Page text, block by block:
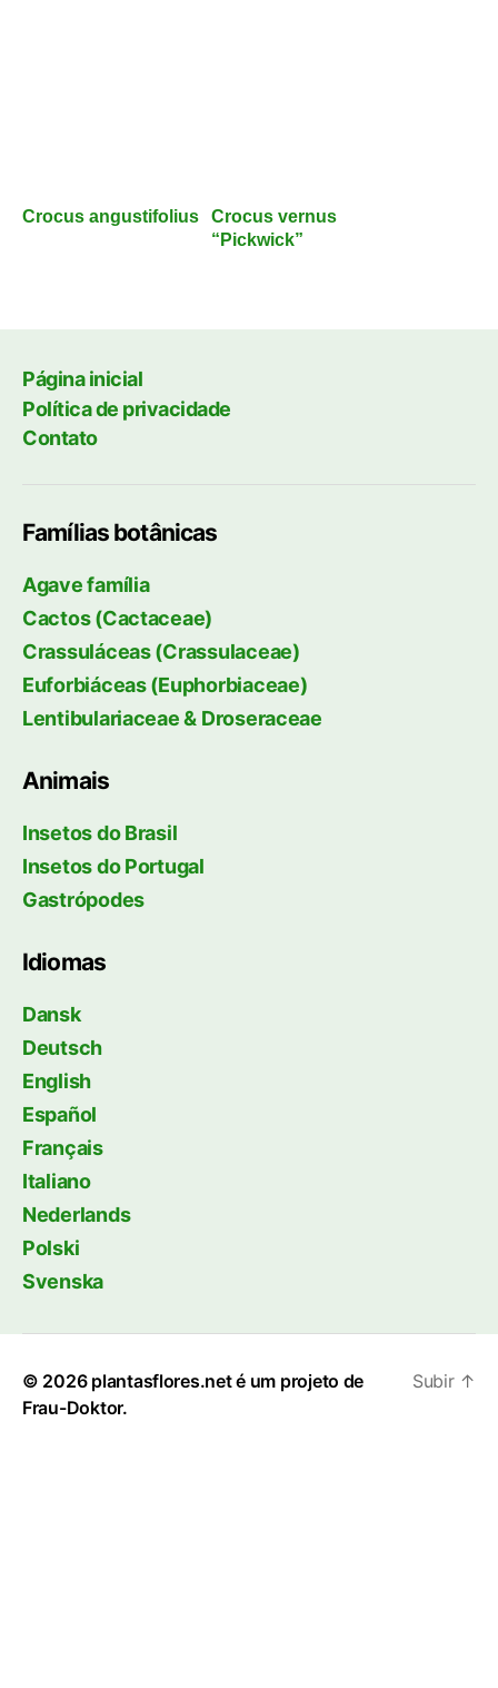
Crocus angustifolius
Crocus vernus
“Pickwick”
Página inicial
Política de privacidade
Contato
Famílias botânicas
Agave família
Cactos (Cactaceae)
Crassuláceas (Crassulaceae)
Euforbiáceas (Euphorbiaceae)
Lentibulariaceae & Droseraceae
Animais
Insetos do Brasil
Insetos do Portugal
Gastrópodes
Idiomas
Dansk
Deutsch
English
Español
Français
Italiano
Nederlands
Polski
Svenska
© 2026 plantasflores.net é um projeto de
Frau-Doktor.
Subir ↑